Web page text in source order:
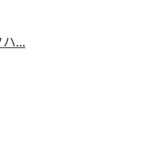
...